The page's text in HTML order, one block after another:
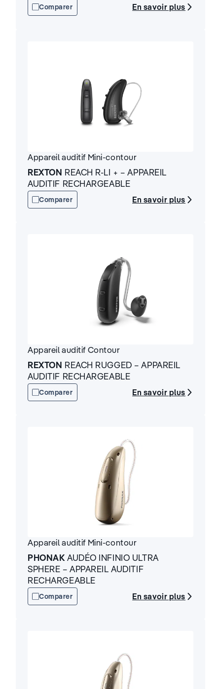
Comparer En savoir plus
Appareil auditif Mini-contour
REXTON REACH R-LI + – APPAREIL
AUDITIF RECHARGEABLE
Comparer En savoir plus
Appareil auditifContour
REXTON REACH RUGGED – APPAREIL
AUDITIF RECHARGEABLE
Comparer En savoir plus
Appareil auditif Mini-contour
PHONAK AUDÉO INFINIO ULTRA
SPHERE – APPAREIL AUDITIF
RECHARGEABLE
Comparer En savoir plus